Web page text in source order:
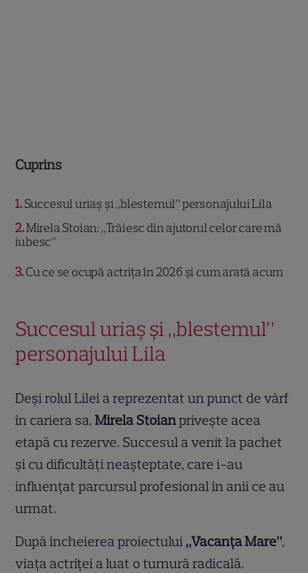
Cuprins
1 Succesul uriaș și „blestemul” personajului Lila
2 Mirela Stoian: „Trăiesc din ajutorul celor care mă
iubesc”
3 Cu ce se ocupă actrița în 2026 și cum arată acum
Succesul uriaș și „blestemul”
personajului Lila
Deși rolul Lilei a reprezentat un punct de vârf
în cariera sa,Mirela Stoianprivește acea
etapă cu rezerve. Succesul a venit la pachet
și cu dificultăți neașteptate, care i-au
influențat parcursul profesional în anii ce au
urmat.
După încheierea proiectului „Vacanța Mare”,
viața actriței a luat o turnură radicală.